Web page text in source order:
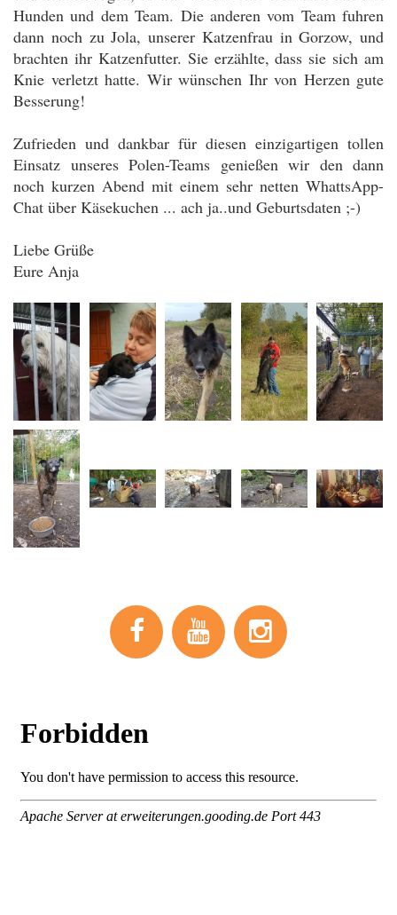
Hunden und dem Team. Die anderen vom Team fuhren
dann noch zu Jola, unserer Katzenfrau in Gorzow, und
brachten ihr Katzenfutter. Sie erzählte, dass sie sich am
Knie verletzt hatte. Wir wünschen Ihr von Herzen gute
Besserung!
Zufrieden und dankbar für diesen einzigartigen tollen
Einsatz unseres Polen-Teams genießen wir den dann
noch kurzen Abend mit einem sehr netten WhattsApp-
Chat über Käsekuchen ... ach ja..und Geburtsdaten ;-)
Liebe Grüße
Eure Anja